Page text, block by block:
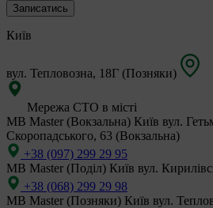
Записатись
Київ
вул. Тепловозна, 18Г (Позняки)
Мережа СТО в місті
MB Master (Вокзальна) Київ вул.
Скоропадського, 63 (Вокзальна)
+38 (097) 299 29 95
MB Master (Поділ) Київ вул.
+38 (068) 299 29 98
MB Master (Позняки) Київ вул.